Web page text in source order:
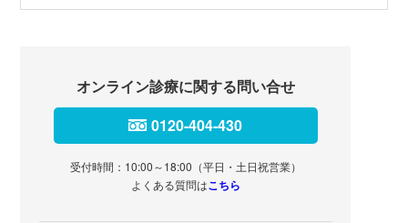
オンライン診療に関する問い合せ
0120-404-430
受付時間：10:00～18:00（平日・土日祝営業）
よくある質問はこちら